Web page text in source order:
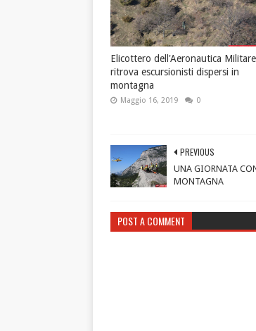
Elicottero dell'Aeronautica Militare
ritrova escursionisti dispersi in
montagna
Maggio 16, 2019 0
PREVIOUS
UNA GIORNATA
MONTAGNA
POST A COMMENT